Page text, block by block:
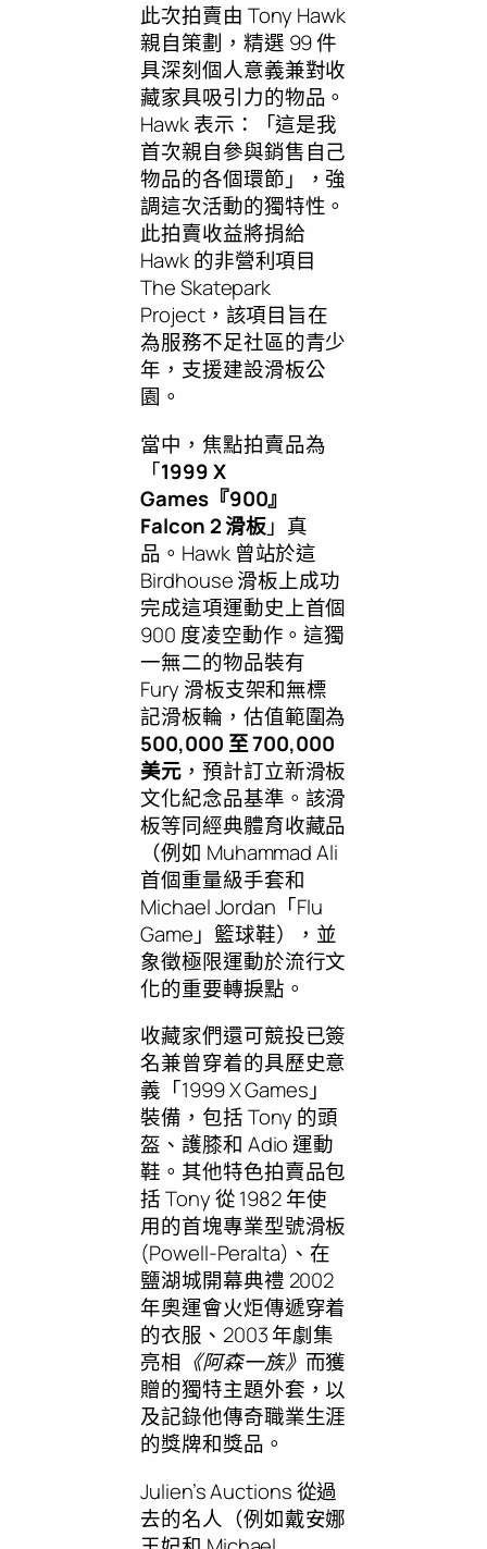
此次拍賣由 Tony Hawk
親自策劃，精選 99 件
具深刻個人意義兼對收
藏家具吸引力的物品。
Hawk 表示：「這是我
首次親自參與銷售自己
物品的各個環節」，強
調這次活動的獨特性。
此拍賣收益將捐給
Hawk 的非營利項目
The Skatepark
Project，該項目旨在
為服務不足社區的青少
年，支援建設滑板公
園。
當中，焦點拍賣品為
「1999 X
Games『900』
Falcon 2 滑板」真
品。Hawk 曾站於這
Birdhouse 滑板上成功
完成這項運動史上首個
900 度凌空動作。這獨
一無二的物品裝有
Fury 滑板支架和無標
記滑板輪，估值範圍為
500,000 至 700,000
美元 ，預計訂立新滑板
文化紀念品基準。該滑
板等同經典體育收藏品
（例如 Muhammad Ali
首個重量級手套和
Michael Jordan「Flu
Game」籃球鞋），並
象徵極限運動於流行文
化的重要轉捩點。
收藏家們還可競投已簽
名兼曾穿着的具歷史意
義「1999 X Games」
裝備，包括 Tony 的頭
盔、護膝和 Adio 運動
鞋。其他特色拍賣品包
括 Tony 從 1982 年使
用的首塊專業型號滑板
(Powell-Peralta)、在
鹽湖城開幕典禮 2002
年奧運會火炬傳遞穿着
的衣服、2003 年劇集
亮相 《阿森一族》 而獲
贈的獨特主題外套，以
及記錄他傳奇職業生涯
的獎牌和獎品。
Julien’s Auctions 從過
去的名人（例如戴安娜